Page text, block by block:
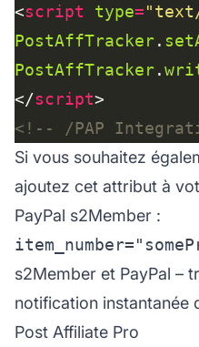
<script type=
PostAffTracker.
PostAffTracker.
</script
<!-- /PAP
Si vous souhaitez
ajoutez cet attribut à
PayPal s2Member :
s2Member et PayPal –
notification instantanée
Post Affiliate Pro